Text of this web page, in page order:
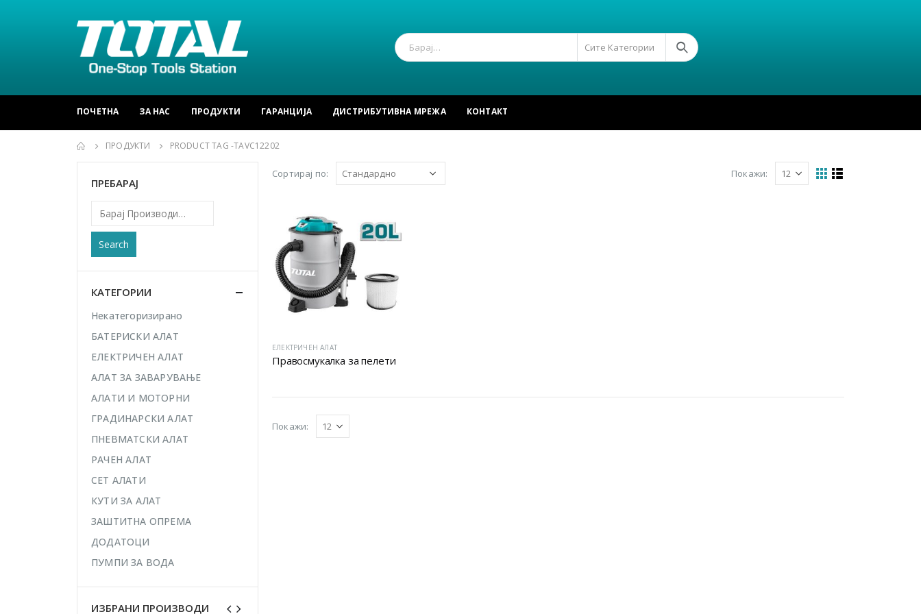
Сите Категории
ПОЧЕТНА ЗА НАС ПРОДУКТИ ГАРАНЦИЈА ДИСТРИБУТИВНА МРЕЖА КОНТАКТ
ПРОДУКТИ PRODUCT TAG -TAVC12202
Сортирај по: Покажи:
ЕЛЕКТРИЧЕН АЛАТ
Правосмукалка за пелети
Покажи:
ПРЕБАРАЈ
Search
КАТЕГОРИИ
Некатегоризирано
БАТЕРИСКИ АЛАТ
ЕЛЕКТРИЧЕН АЛАТ
АЛАТ ЗА ЗАВАРУВАЊЕ
АЛАТИ И МОТОРНИ
ГРАДИНАРСКИ АЛАТ
ПНЕВМАТСКИ АЛАТ
РАЧЕН АЛАТ
СЕТ АЛАТИ
КУТИ ЗА АЛАТ
ЗАШТИТНА ОПРЕМА
ДОДАТОЦИ
ПУМПИ ЗА ВОДА
ИЗБРАНИ ПРОИЗВОДИ